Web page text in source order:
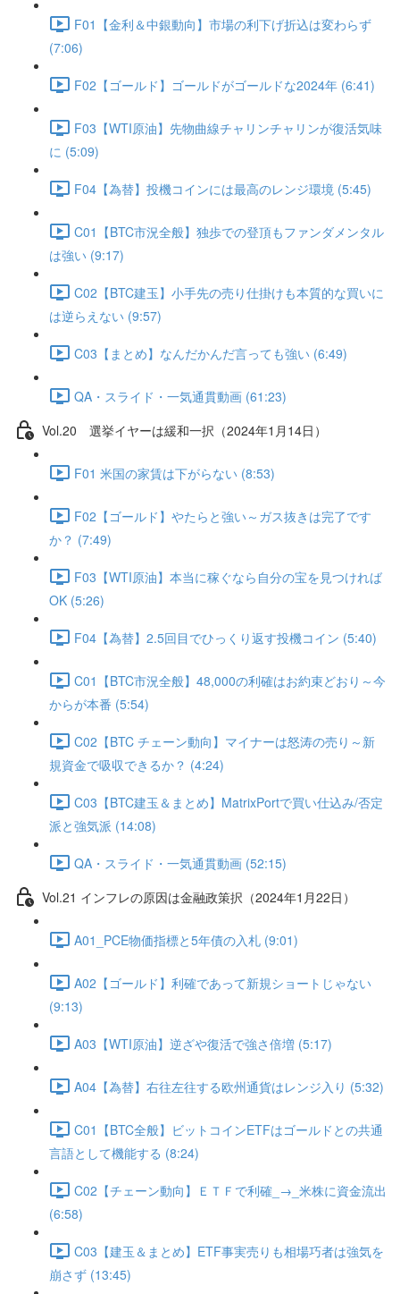
F01【金利＆中銀動向】市場の利下げ折込は変わらず
(7:06)
F02【ゴールド】ゴールドがゴールドな2024年 (6:41)
F03【WTI原油】先物曲線チャリンチャリンが復活気味
に (5:09)
F04【為替】投機コインには最高のレンジ環境 (5:45)
C01【BTC市況全般】独歩での登頂もファンダメンタル
は強い (9:17)
C02【BTC建玉】小手先の売り仕掛けも本質的な買いに
は逆らえない (9:57)
C03【まとめ】なんだかんだ言っても強い (6:49)
QA・スライド・一気通貫動画 (61:23)
Vol.20 選挙イヤーは緩和一択（2024年1月14日）
F01 米国の家賃は下がらない (8:53)
F02【ゴールド】やたらと強い～ガス抜きは完了です
か？ (7:49)
F03【WTI原油】本当に稼ぐなら自分の宝を見つければ
OK (5:26)
F04【為替】2.5回目でひっくり返す投機コイン (5:40)
C01【BTC市況全般】48,000の利確はお約束どおり～今
からが本番 (5:54)
C02【BTC チェーン動向】マイナーは怒涛の売り～新
規資金で吸収できるか？ (4:24)
C03【BTC建玉＆まとめ】MatrixPortで買い仕込み/否定
派と強気派 (14:08)
QA・スライド・一気通貫動画 (52:15)
Vol.21 インフレの原因は金融政策択（2024年1月22日）
A01_PCE物価指標と5年債の入札 (9:01)
A02【ゴールド】利確であって新規ショートじゃない
(9:13)
A03【WTI原油】逆ざや復活で強さ倍増 (5:17)
A04【為替】右往左往する欧州通貨はレンジ入り (5:32)
C01【BTC全般】ビットコインETFはゴールドとの共通
言語として機能する (8:24)
C02【チェーン動向】ＥＴＦで利確_→_米株に資金流出
(6:58)
C03【建玉＆まとめ】ETF事実売りも相場巧者は強気を
崩さず (13:45)